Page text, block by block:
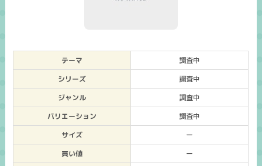
テーマ
調査中
シリーズ
調査中
ジャンル
調査中
バリエーション
調査中
サイズ
ー
買い値
ー